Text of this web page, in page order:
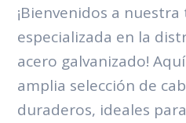
¡Bienvenidos a
especializada en la
acero galvanizado!
amplia selección de
duraderos, ideales